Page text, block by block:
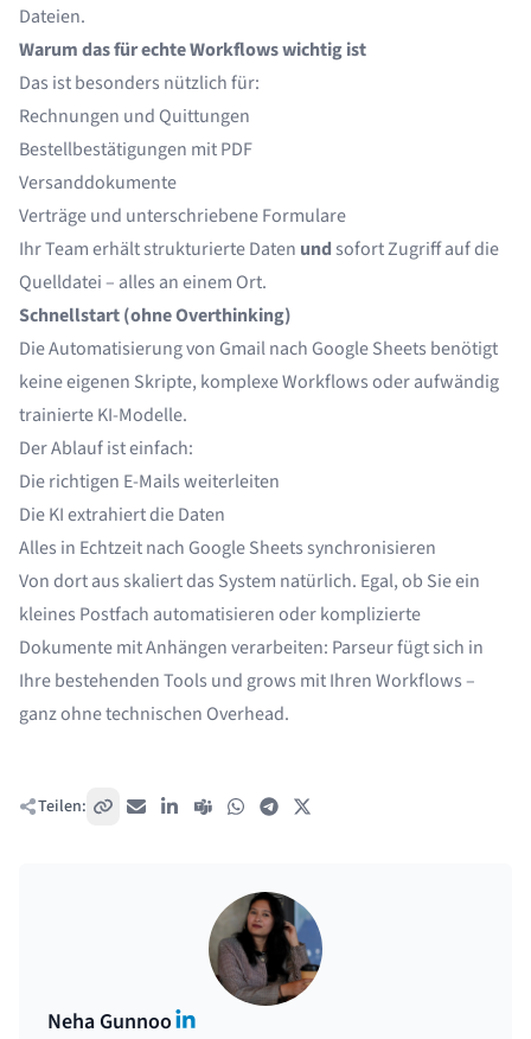
Dateien.
Warum das für echte Workflows wichtig ist
Das ist besonders nützlich für:
Rechnungen und Quittungen
Bestellbestätigungen mit PDF
Versanddokumente
Verträge und unterschriebene Formulare
Ihr Team erhält strukturierte Daten und sofort Zugriff auf die
Quelldatei – alles an einem Ort.
Schnellstart (ohne Overthinking)
Die Automatisierung von Gmail nach Google Sheets benötigt
keine eigenen Skripte, komplexe Workflows oder aufwändig
trainierte KI-Modelle.
Der Ablauf ist einfach:
Die richtigen E-Mails weiterleiten
Die KI extrahiert die Daten
Alles in Echtzeit nach Google Sheets synchronisieren
Von dort aus skaliert das System natürlich. Egal, ob Sie ein
kleines Postfach automatisieren oder komplizierte
Dokumente mit Anhängen verarbeiten: Parseur fügt sich in
Ihre bestehenden Tools und grows mit Ihren Workflows –
ganz ohne technischen Overhead.
Teilen: Link kopieren
E-Mail LinkedIn
Teams WhatsAppTelegram
Neha GunnooLinkedIn